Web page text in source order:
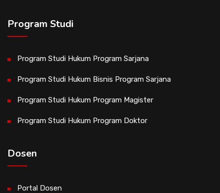
Program Studi
Program Studi Hukum Program Sarjana
Program Studi Hukum Bisnis Program Sarjana
Program Studi Hukum Program Magister
Program Studi Hukum Program Doktor
Dosen
Portal Dosen